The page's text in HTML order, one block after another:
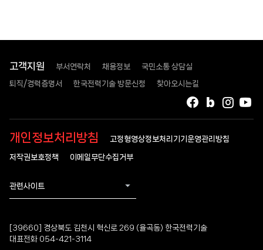
고객지원 부서연락처 채용정보 국민소통 상담실
퇴직/경력증명서 한국전력기술 방문신청 찾아오시는길
인스
블로그
페이스북
개인정보처리방침 고정형영상정보처리기기운영관리방침
저작권보호정책 이메일무단수집거부
관련사이트
[39660] 경상북도 김천시 혁신로 269 (율곡동) 한국전력기술
대표전화 054-421-3114